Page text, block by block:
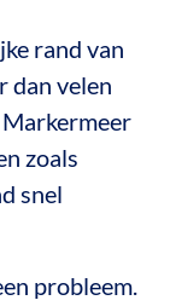
rand van
dan velen
zoals
snel
probleem.